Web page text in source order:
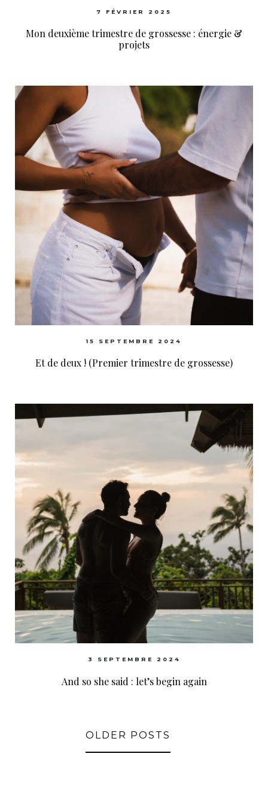
7 FÉVRIER 2025
Mon deuxième trimestre de grossesse : énergie &
projets
15 SEPTEMBRE 2024
Et de deux ! (Premier trimestre de grossesse)
3 SEPTEMBRE 2024
And so she said : let’s begin again
OLDER POSTS